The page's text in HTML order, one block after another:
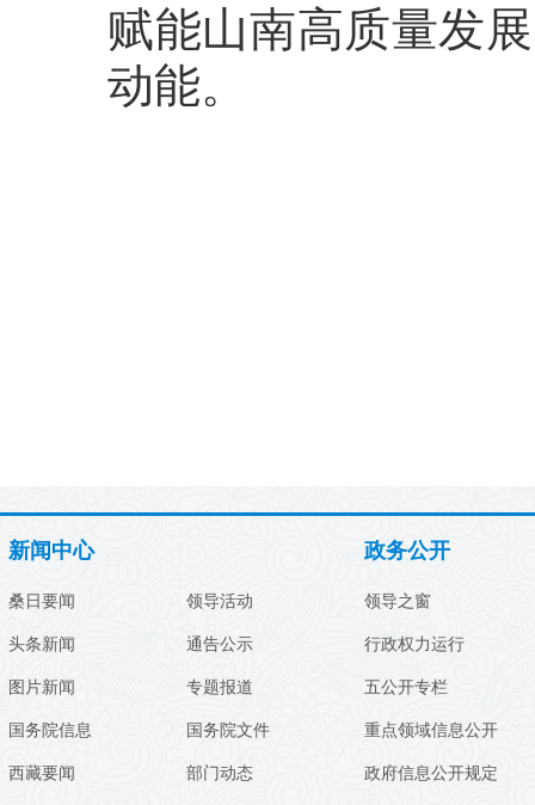
赋能山南高质量发
动能。
新闻中心
桑日要闻
头条新闻
图片新闻
国务院信息
西藏要闻
领导活动
通告公示
专题报道
国务院文件
部门动态
政务公开
领导之窗
行政权力运行
五公开专栏
重点领域信息公开
政府信息公开规定